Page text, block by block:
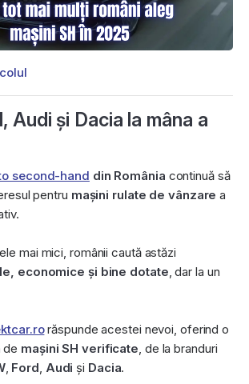
Audi și Dacia la mâna a
second-hand din România continuă să
pentru mașini rulate de vânzare a
mai mici, românii caută astăzi
economice și bine dotate , dar la un
răspunde acestei nevoi, oferind o
de mașini SH verificate , de la branduri
, Ford Audi și Dacia.